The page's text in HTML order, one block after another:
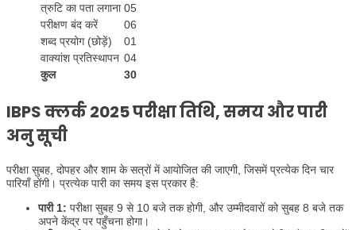
त्रुटि का पता लगाना 05
परीक्षण बंद करें
06
शब्द प्रयोग (छोड़ें)
01
वाक्यांश प्रतिस्थापन 04
कुल
30
IBPS क्लर्क 2025 परीक्षा तिथि, समय और पारी
अनु सूची
परीक्षा सुबह, दोपहर और शाम के सत्रों में आयोजित की जाएगी, जिसमें प्रत्येक दिन चार
पारियाँ होंगी। प्रत्येक पारी का समय इस प्रकार है:
पारी 1: परीक्षा सुबह 9 से 10 बजे तक होगी, और उम्मीदवारों को सुबह 8 बजे तक
अपने केंद्र पर पहुँचना होगा।